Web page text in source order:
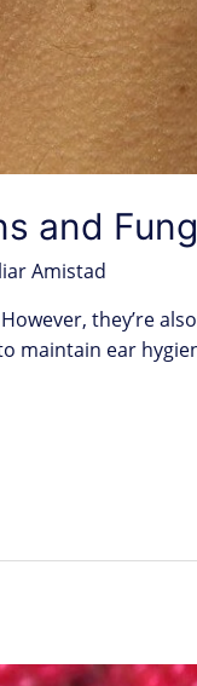
and
Amistad
they’re
maintain ear